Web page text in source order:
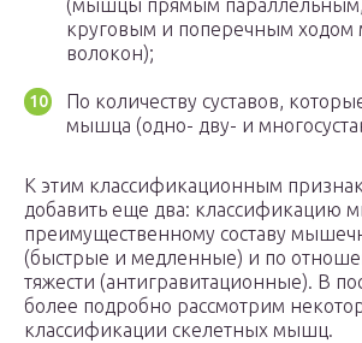
(мышцы прямым
круговым и поперечным
волокон);
По количеству суставов,
мышца (одно- дву- и
К этим классификационным
добавить еще два: классификацию
преимущественному составу
(быстрые и медленные) и по
тяжести (антигравитационные). В
более подробно рассмотрим
классификации скелетных мышц.